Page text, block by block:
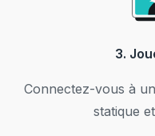
3.
Connectez-vous à
statique